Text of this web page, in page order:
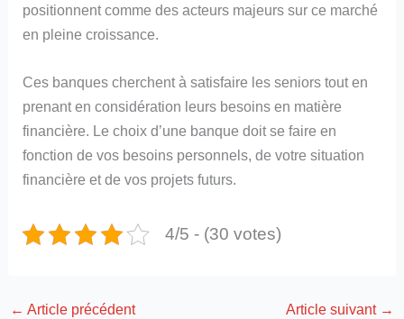
positionnent comme des acteurs majeurs sur ce marché
en pleine croissance.
Ces banques cherchent à satisfaire les seniors tout en
prenant en considération leurs besoins en matière
financière. Le choix d’une banque doit se faire en
fonction de vos besoins personnels, de votre situation
financière et de vos projets futurs.
4/5 - (30 votes)
← Article précédent Article suivant →